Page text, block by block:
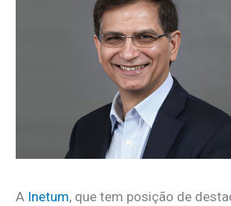
A Inetum, que tem posição de